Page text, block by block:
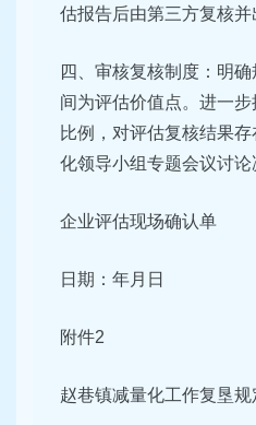
估报告后由第三方复核并
四、审核复核制度：明
间为评估价值点。进一
比例，对评估复核结果
化领导小组专题会议讨论
企业评估现场确认单
日期：年月日
附件2
赵巷镇减量化工作复垦规